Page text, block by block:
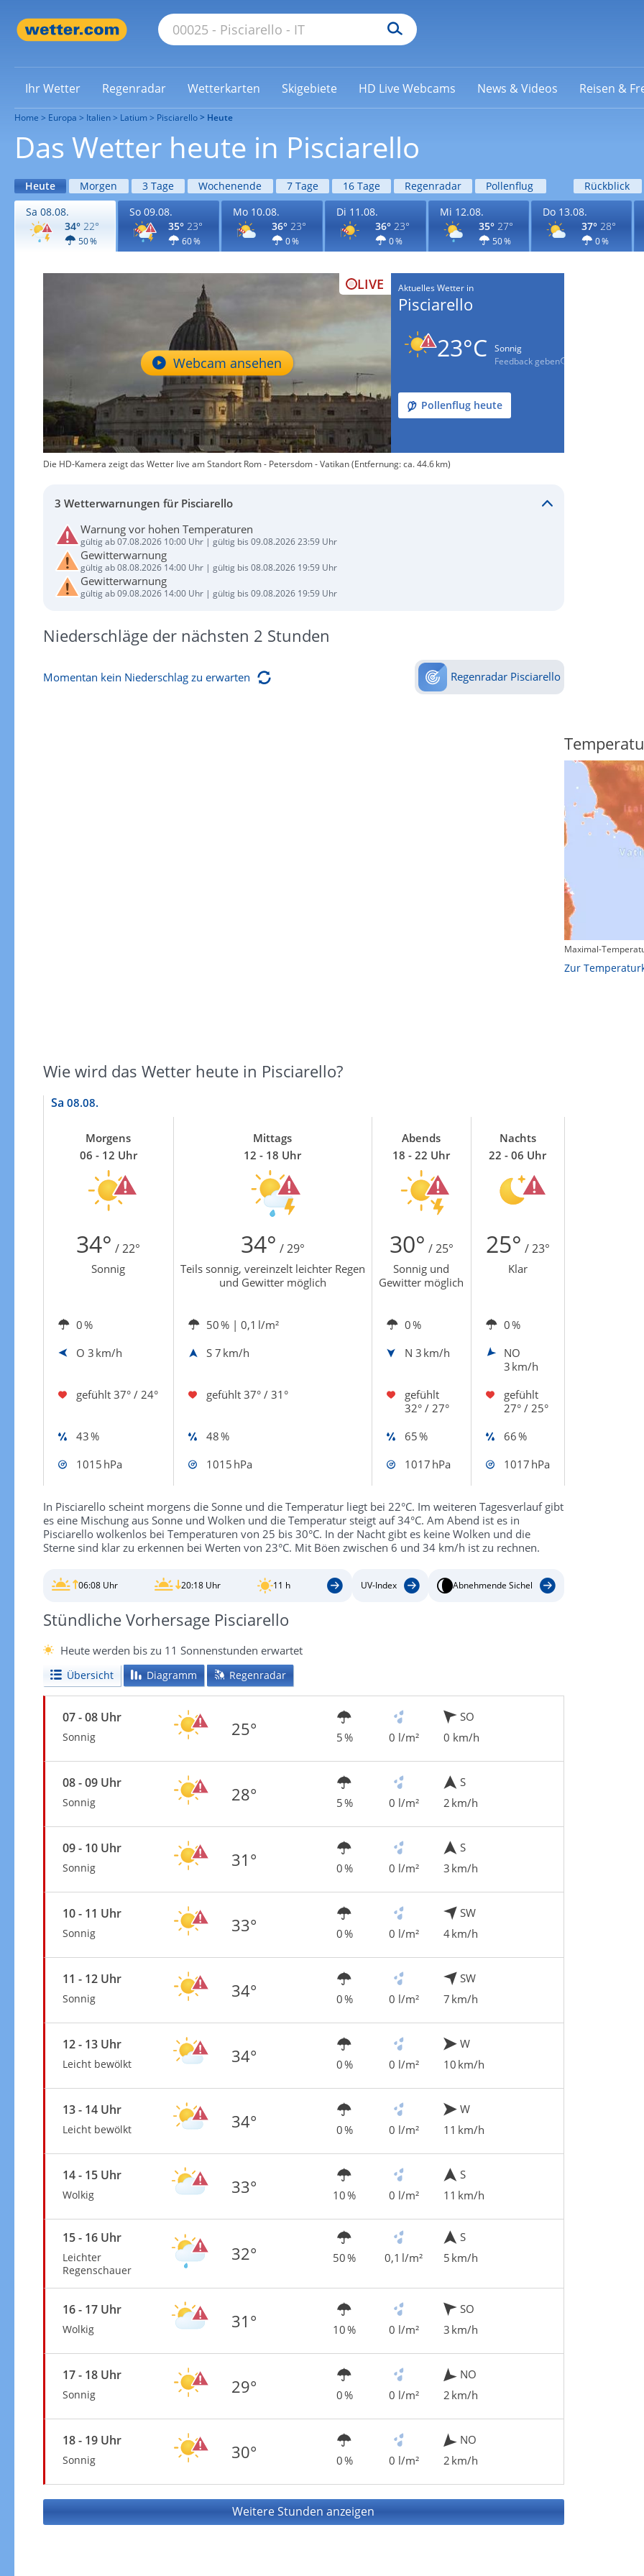
Ihr Wetter Regenradar Wetterkarten Skigebiete HD Live Webcams News & Videos Reisen &
Home Europa Italien Latium Pisciarello Heute
Das Wetter heute in Pisciarello
Heute Morgen 3 Tage Wochenende 7 Tage 16 Tage Regenradar Pollenflug
Rückblick
Sa 08.08.
34° 22°
50 %
So 09.08.
35° 23°
60 %
Mo 10.08.
36° 23°
0 %
Di 11.08.
36° 23°
0 %
Mi 12.08.
35° 27°
50 %
Do 13.08.
37° 28°
0 %
LIVE
Webcam ansehen
Aktuelles Wetter in
Pisciarello
23°C
Sonnig
Feedback geben
Pollenflug heute
Die HD-Kamera zeigt das Wetter live am Standort Rom - Petersdom - Vatikan (Entfernung: ca. 44.6 km)
3 Wetterwarnungen für Pisciarello
Warnung vor hohen Temperaturen
gültig ab 07.08.2026 10:00 Uhr | gültig bis 09.08.2026 23:59 Uhr
Gewitterwarnung
gültig ab 08.08.2026 14:00 Uhr | gültig bis 08.08.2026 19:59 Uhr
Gewitterwarnung
gültig ab 09.08.2026 14:00 Uhr | gültig bis 09.08.2026 19:59 Uhr
Niederschläge der nächsten 2 Stunden
Momentan kein Niederschlag zu erwarten Regenradar Pisciarello
Wie wird das Wetter heute in Pisciarello?
Sa 08.08.
Morgens
06 - 12 Uhr
Mittags
12 - 18 Uhr
Abends
18 - 22 Uhr
Nachts
22 - 06 Uhr
34° / 22° 34° / 29° 30° / 25° 25° / 23°
Sonnig
Teils sonnig, vereinzelt leichter Regen
und Gewitter möglich
Sonnig und
Gewitter möglich
Klar
0 % 50 % | 0,1 l/m² 0 %
0 %
O 3 km/h S 7 km/h N 3 km/h
NO
3 km/h
gefühlt 37° / 24° gefühlt 37° / 31°
gefühlt
32° / 27°
gefühlt
27° / 25°
43 %
48 % 65 %
66 %
1015 hPa
1015 hPa 1017 hPa 1017 hPa
In Pisciarello scheint morgens die Sonne und die Temperatur liegt bei 22°C. Im weiteren Tagesverlauf gibt
es eine Mischung aus Sonne und Wolken und die Temperatur steigt auf 34°C. Am Abend ist es in
Pisciarello wolkenlos bei Temperaturen von 25 bis 30°C. In der Nacht gibt es keine Wolken und die
Sterne sind klar zu erkennen bei Werten von 23°C. Mit Böen zwischen 6 und 34 km/h ist zu rechnen.
06:08 Uhr 20:18 Uhr 11 h UV-Index Abnehmende Sichel
Stündliche Vorhersage Pisciarello
Heute werden bis zu 11 Sonnenstunden erwartet
Übersicht Diagramm Regenradar
07 - 08 Uhr
Sonnig 25° 5 % 0 l/m²
SO
0 km/h
08 - 09 Uhr
Sonnig 28° 5 % 0 l/m²
S
2 km/h
09 - 10 Uhr
Sonnig 31° 0 % 0 l/m²
S
3 km/h
10 - 11 Uhr
Sonnig 33° 0 % 0 l/m²
SW
4 km/h
11 - 12 Uhr
Sonnig 34° 0 % 0 l/m²
SW
7 km/h
12 - 13 Uhr
Leicht bewölkt 34° 0 % 0 l/m²
W
10 km/h
13 - 14 Uhr
Leicht bewölkt 34° 0 % 0 l/m²
W
11 km/h
14 - 15 Uhr
Wolkig 33° 10 % 0 l/m²
S
11 km/h
15 - 16 Uhr
Leichter
Regenschauer
32° 50 % 0,1 l/m²
S
5 km/h
16 - 17 Uhr
Wolkig 31° 10 % 0 l/m²
SO
3 km/h
17 - 18 Uhr
Sonnig 29° 0 % 0 l/m²
NO
2 km/h
18 - 19 Uhr
Sonnig 30° 0 % 0 l/m²
NO
2 km/h
Weitere Stunden anzeigen
Maximal-
Zur